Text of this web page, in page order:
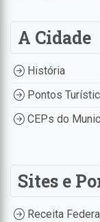
A Cidade
História
Pontos
CEPs do
Sites e
Receita Federal